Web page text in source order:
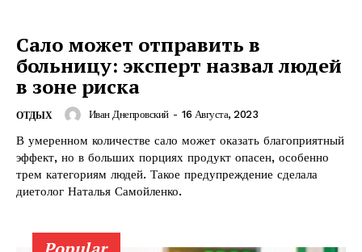
Сало может отправить в
больницу: эксперт назвал людей
в зоне риска
ОТДЫХ Иван Днепровский - 16 Августа, 2023
В умеренном количестве сало может оказать благоприятный
эффект, но в больших порциях продукт опасен, особенно
трем категориям людей. Такое предупреждение сделала
диетолог Наталья Самойленко.